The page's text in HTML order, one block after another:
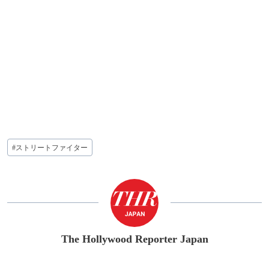
投
稿
#ストリートファイター
The Hollywood Reporter Japan